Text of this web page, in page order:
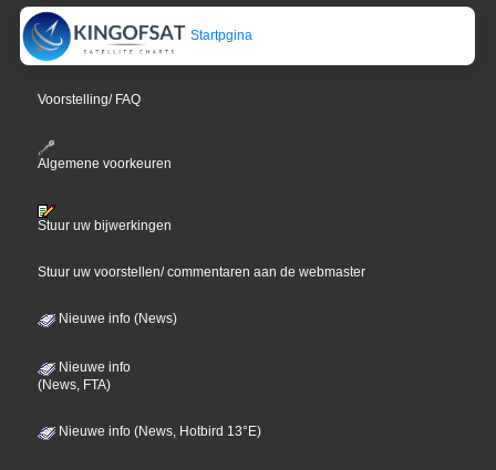
Startpgina
Voorstelling/ FAQ
Algemene voorkeuren
Stuur uw bijwerkingen
Stuur uw voorstellen/ commentaren aan de webmaster
Nieuwe info (News)
Nieuwe info
(News, FTA)
Nieuwe info (News, Hotbird 13°E)